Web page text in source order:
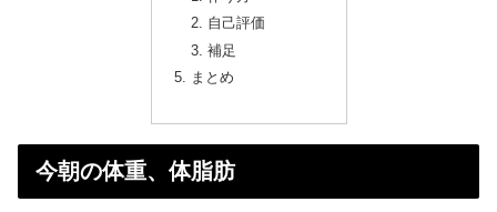
自己評価
補足
まとめ
今朝の体重、体脂肪